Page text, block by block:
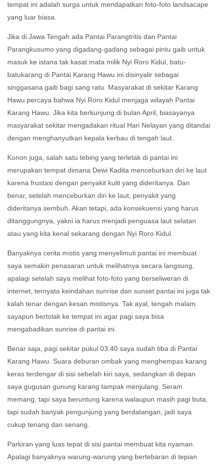
tempat ini adalah surga untuk mendapatkan foto-foto landsacape
yang luar biasa.
Jika di Jawa Tengah ada Pantai Parangtritis dan Pantai
Parangkusumo yang digadang-gadang sebagai pintu gaib untuk
masuk ke istana tak kasat mata milik Nyi Roro Kidul, batu-
batukarang di Pantai Karang Hawu ini disinyalir sebagai
singgasana gaib bagi sang ratu. Masyarakat di sekitar Karang
Hawu percaya bahwa Nyi Roro Kidul menjaga wilayah Pantai
Karang Hawu. Jika kita berkunjung di bulan April, biasayanya
masyarakat sekitar mengadakan ritual Hari Nelayan yang ditandai
dengan menghanyutkan kepala kerbau di tengah laut.
Konon juga, salah satu tebing yang terletak di pantai ini
merupakan tempat dimana Dewi Kadita menceburkan diri ke laut
karena frustasi dengan penyakit kulit yang dideritanya. Dan
benar, setelah menceburkan diri ke laut, penyakit yang
dideritanya sembuh. Akan tetapi, ada konsekuensi yang harus
ditanggungnya, yakni ia harus menjadi penguasa laut selatan
atau yang kita kenal sekarang dengan Nyi Roro Kidul.
Banyaknya cerita mistis yang menyelimuti pantai ini membuat
saya semakin penasaran untuk melihatnya secara langsung,
apalagi setelah saya melihat foto-foto yang berseliweran di
internet, ternyata keindahan sunrise dan sunset pantai ini juga tak
kalah tenar dengan kesan mistisnya. Tak ayal, tengah malam
sayapun bertolak ke tempat ini agar pagi saya bisa
mengabadikan sunrise di pantai ini.
Benar saja, pagi sekitar pukul 03.40 saya sudah tiba di Pantai
Karang Hawu. Suara deburan ombak yang menghempas karang
keras terdengar di sisi sebelah kiri saya, sedangkan di depan
saya gugusan gunung karang tampak menjulang. Seram
memang, tapi saya beruntung karena walaupun masih pagi buta,
tapi sudah banyak pengunjung yang berdatangan, jadi saya
cukup tenang dan senang.
Parkiran yang luas tepat di sisi pantai membuat kita nyaman.
Apalagi banyaknya warung-warung yang bertebaran di tepian